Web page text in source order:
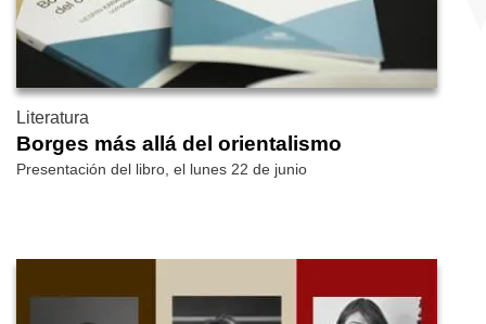
Literatura
Borges más allá del orientalismo
Presentación del libro, el lunes 22 de junio